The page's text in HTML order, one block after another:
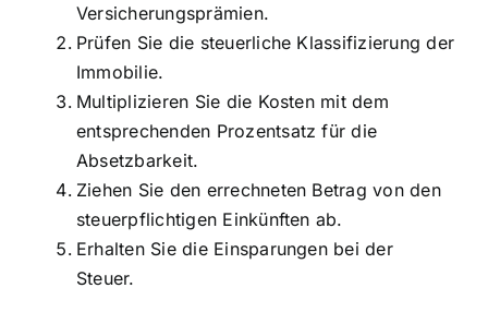
Versicherungsprämien.
Prüfen Sie die steuerliche Klassifizierung der
Immobilie.
Multiplizieren Sie die Kosten mit dem
entsprechenden Prozentsatz für die
Absetzbarkeit.
Ziehen Sie den errechneten Betrag von den
steuerpflichtigen Einkünften ab.
Erhalten Sie die Einsparungen bei der
Steuer.